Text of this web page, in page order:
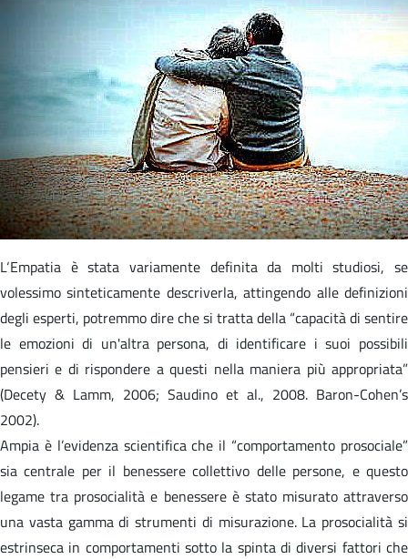
L‘Empatia è stata variamente definita da molti studiosi, se
volessimo sinteticamente descriverla, attingendo alle definizioni
degli esperti, potremmo dire che si tratta della “capacità di sentire
le emozioni di un'altra persona, di identificare i suoi possibili
pensieri e di rispondere a questi nella maniera più appropriata”
(Decety & Lamm, 2006; Saudino et al., 2008. Baron-Cohen’s
2002).
Ampia è l’evidenza scientifica che il “comportamento prosociale”
sia centrale per il benessere collettivo delle persone, e questo
legame tra prosocialità e benessere è stato misurato attraverso
una vasta gamma di strumenti di misurazione. La prosocialità si
estrinseca in comportamenti sotto la spinta di diversi fattori che